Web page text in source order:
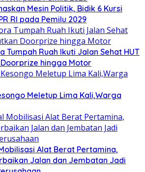
Mesin Politik, Bidik 6 Kursi
RI pada Pemilu 2029
Tumpah Ruah Ikuti Jalan Sehat HUT
Doorprize hingga Motor
Meletup Lima Kali,Warga
Alat Berat Pertamina,
Jalan dan Jembatan Jadi